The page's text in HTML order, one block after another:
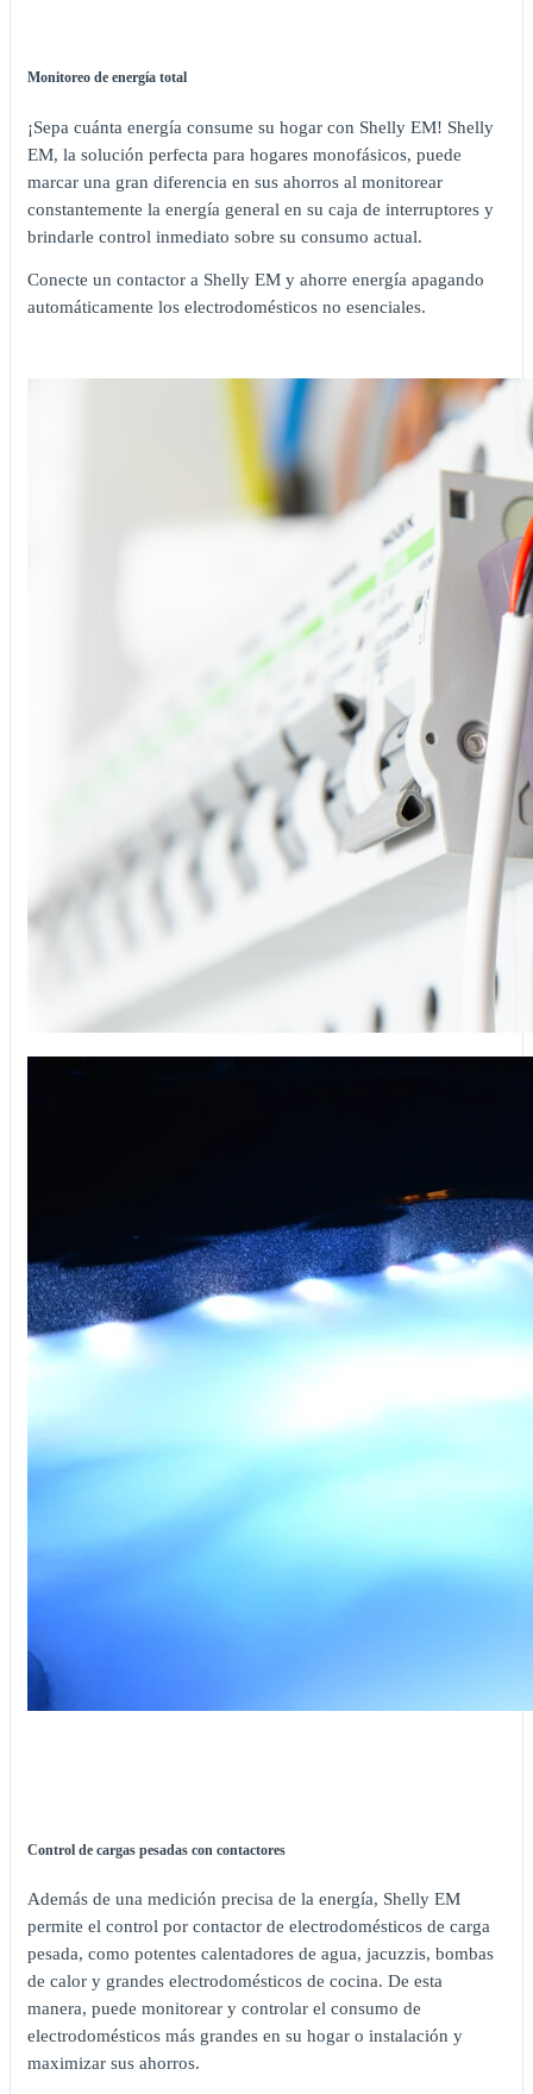
Monitoreo de energía total
¡Sepa cuánta energía consume su hogar con Shelly EM! Shelly
EM, la solución perfecta para hogares monofásicos, puede
marcar una gran diferencia en sus ahorros al monitorear
constantemente la energía general en su caja de interruptores y
brindarle control inmediato sobre su consumo actual.
Conecte un contactor a Shelly EM y ahorre energía apagando
automáticamente los electrodomésticos no esenciales.
Control de cargas pesadas con contactores
Además de una medición precisa de la energía, Shelly EM
permite el control por contactor de electrodomésticos de carga
pesada, como potentes calentadores de agua, jacuzzis, bombas
de calor y grandes electrodomésticos de cocina. De esta
manera, puede monitorear y controlar el consumo de
electrodomésticos más grandes en su hogar o instalación y
maximizar sus ahorros.